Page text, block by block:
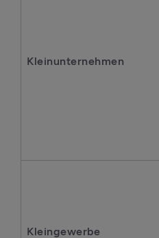
Kleinunternehmen
Kleingewerbe